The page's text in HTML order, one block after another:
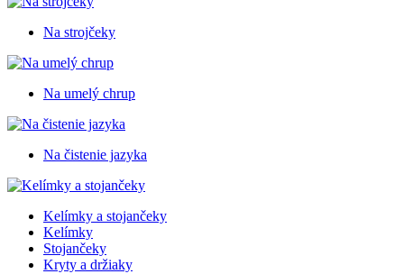
Na strojčeky
Na umelý chrup
Na čistenie jazyka
Kelímky a stojančeky
Kelímky
Stojančeky
Kryty a držiaky